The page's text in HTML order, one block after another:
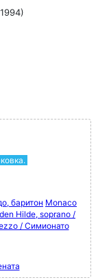
баритон Monaco
Hilde, soprano /
/ Симионато